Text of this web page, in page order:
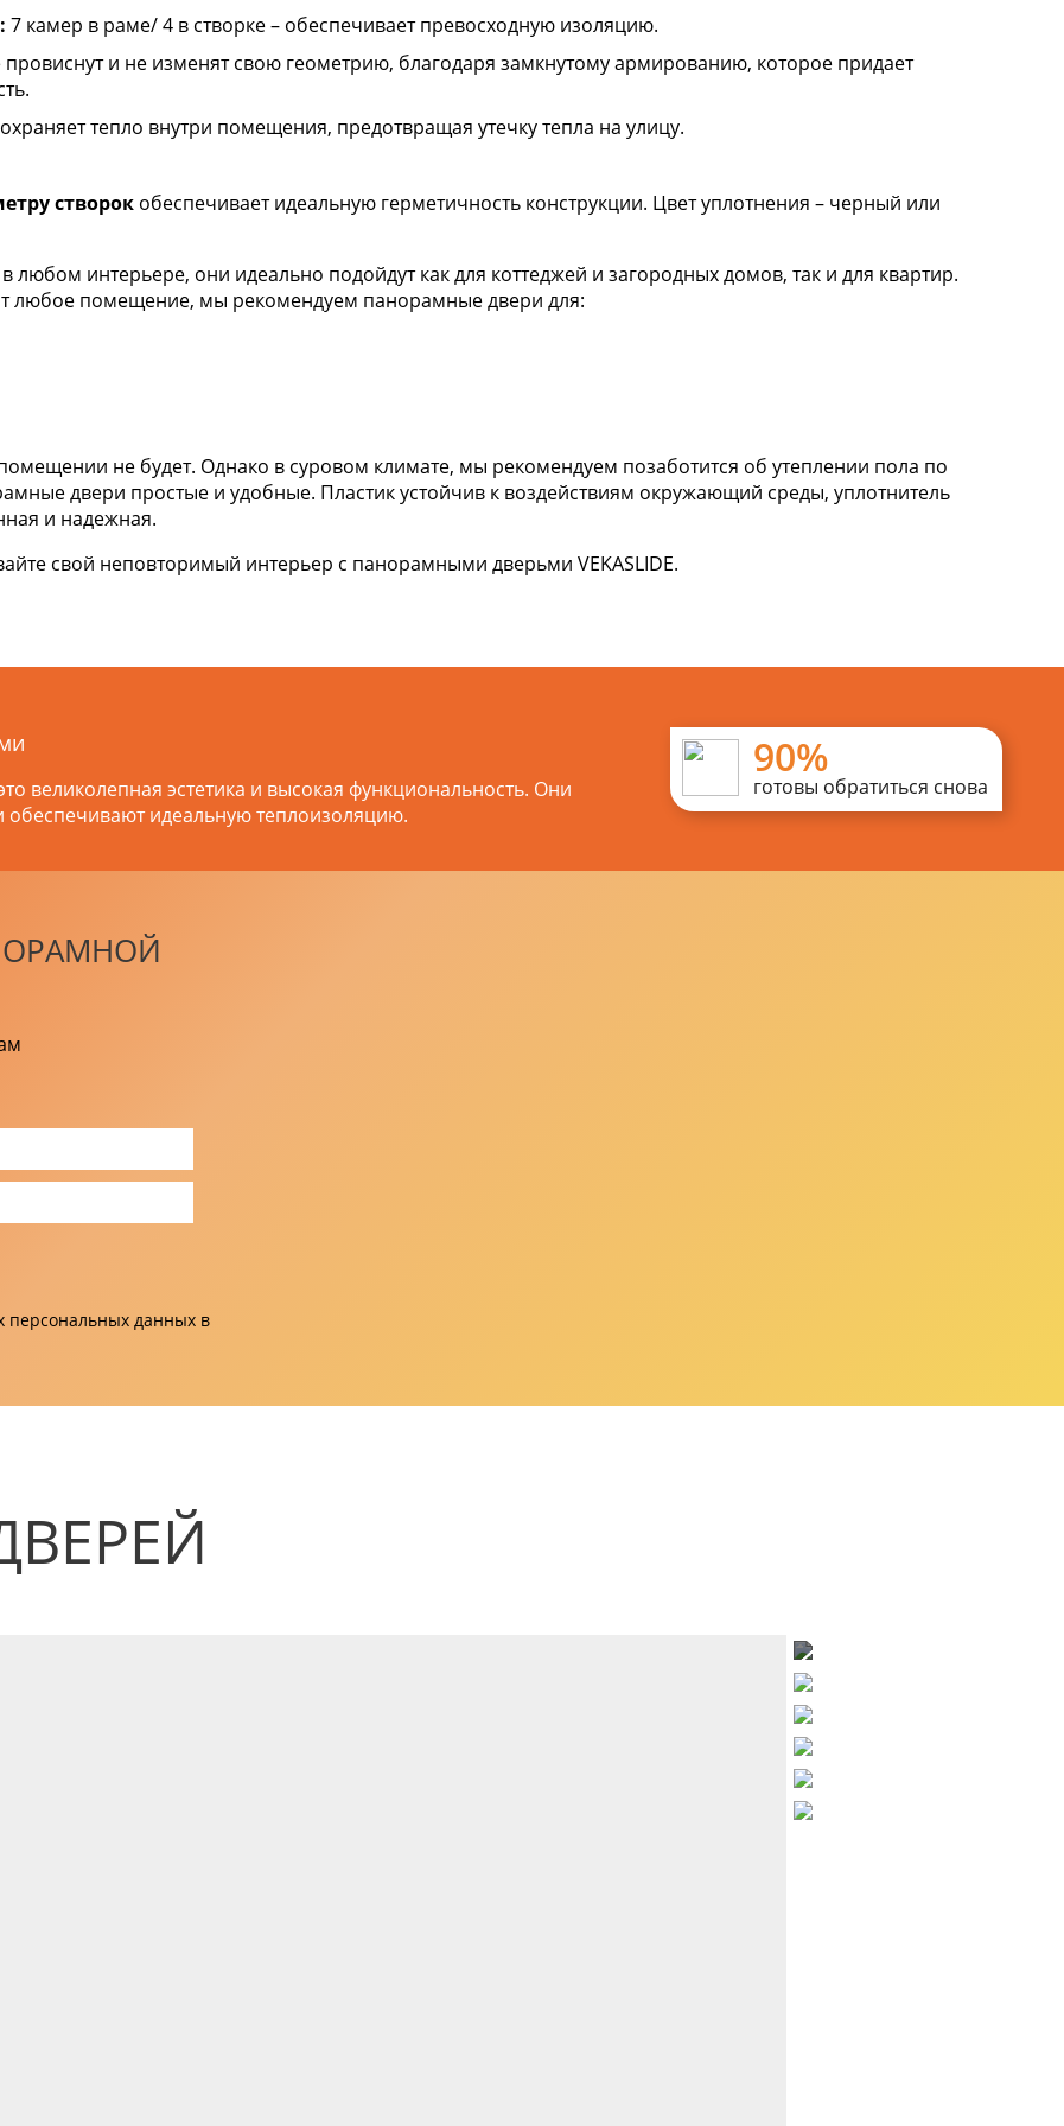
7 камер в раме/ 4 в створке – обеспечивает превосходную изоляцию.
провиснут и не изменят свою геометрию, благодаря замкнутому армированию, которое придает
тепло внутри помещения, предотвращая утечку тепла на улицу.
створок обеспечивает идеальную герметичность конструкции. Цвет уплотнения – черный или
любом интерьере, они идеально подойдут как для коттеджей и загородных домов, так и для квартир.
любое помещение, мы рекомендуем панорамные двери для:
не будет. Однако в суровом климате, мы рекомендуем позаботится об утеплении пола по
двери простые и удобные. Пластик устойчив к воздействиям окружающий среды, уплотнитель
и надежная.
свой неповторимый интерьер с панорамными дверьми VEKASLIDE.
великолепная эстетика и высокая функциональность. Они
идеальную теплоизоляцию.
90%
готовы обратиться снова
персональных данных в